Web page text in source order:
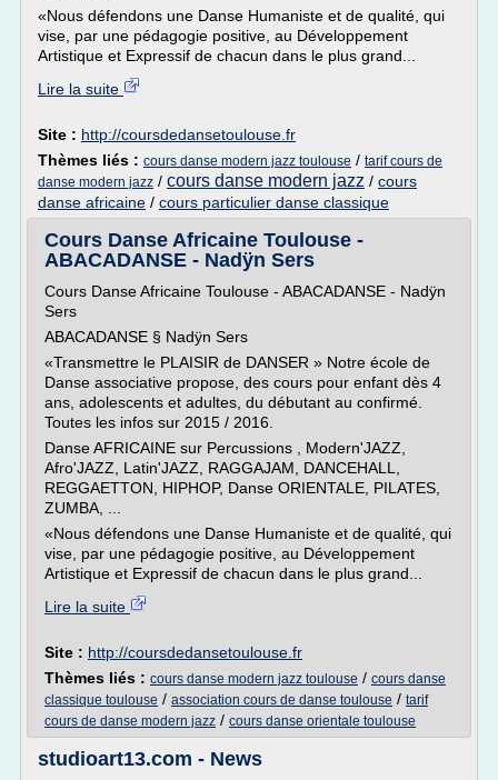
«Nous défendons une Danse Humaniste et de qualité, qui
vise, par une pédagogie positive, au Développement
Artistique et Expressif de chacun dans le plus grand...
Lire la suite
Site : http://coursdedansetoulouse.fr
Thèmes liés : cours danse modern jazz toulouse / tarif cours de
danse modern jazz / cours danse modern jazz / cours
danse africaine / cours particulier danse classique
Cours Danse Africaine Toulouse -
ABACADANSE - Nadÿn Sers
Cours Danse Africaine Toulouse - ABACADANSE - Nadÿn
Sers
ABACADANSE § Nadÿn Sers
«Transmettre le PLAISIR de DANSER » Notre école de
Danse associative propose, des cours pour enfant dès 4
ans, adolescents et adultes, du débutant au confirmé.
Toutes les infos sur 2015 / 2016.
Danse AFRICAINE sur Percussions , Modern'JAZZ,
Afro'JAZZ, Latin'JAZZ, RAGGAJAM, DANCEHALL,
REGGAETTON, HIPHOP, Danse ORIENTALE, PILATES,
ZUMBA, ...
«Nous défendons une Danse Humaniste et de qualité, qui
vise, par une pédagogie positive, au Développement
Artistique et Expressif de chacun dans le plus grand...
Lire la suite
Site : http://coursdedansetoulouse.fr
Thèmes liés : cours danse modern jazz toulouse / cours danse
classique toulouse / association cours de danse toulouse / tarif
cours de danse modern jazz / cours danse orientale toulouse
studioart13.com - News